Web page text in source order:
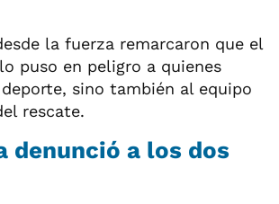
la fuerza remarcaron que el
puso en peligro a quienes
sino también al equipo
rescate.
denunció a los dos